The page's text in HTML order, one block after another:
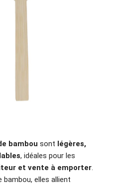
bambou sont légères,
, idéales pour les
et vente à emporter.
bambou, elles allient